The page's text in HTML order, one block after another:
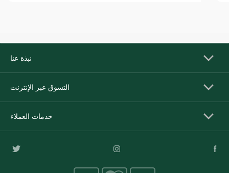
نبذة عنا
التسوق عبر الإنترنت
خدمات العملاء